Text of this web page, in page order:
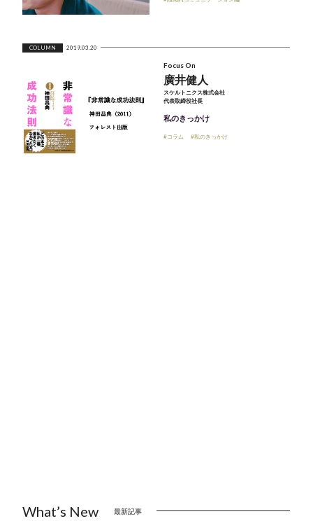
COLUMN 2019.03.20
Focus On
廣井健人
スケルトニクス株式会社
代表取締役社長
私のきっかけ
#コラム #私のきっかけ
What’s New 最新記事